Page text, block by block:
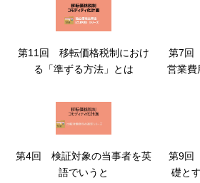
第11回 移転価格税制におけ
る「準ずる方法」とは
第7回
営業費
第4回 検証対象の当事者を英
語でいうと
第9回
礎と